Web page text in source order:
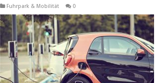
Fuhrpark & Mobilität 0